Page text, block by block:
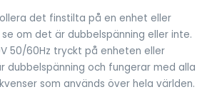
det finstilta på en enhet eller
om det är dubbelspänning eller inte.
50/60Hz tryckt på enheten eller
dubbelspänning och fungerar med alla
som används över hela världen.